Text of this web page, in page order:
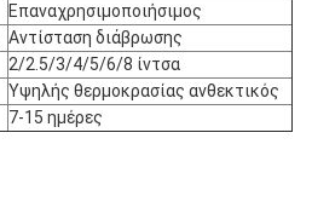
Επαναχρησιμοποιήσιμος
Αντίσταση διάβρωσης
2/2.5/3/4/5/6/8 ίντσα
Υψηλής θερμοκρασίας ανθεκτικός
7-15 ημέρες